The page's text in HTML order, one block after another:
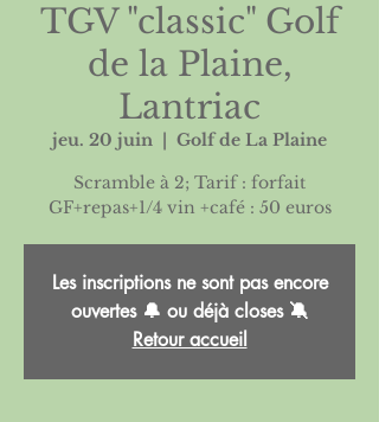
TGV "classic" Golf
de la Plaine,
Lantriac
jeu. 20 juin
Golf de La Plaine
Scramble à 2; Tarif : forfait
GF+repas+1/4 vin +café : 50 euros
Les inscriptions ne sont pas encore
ouvertes 🔔 ou déjà closes 🔕
Retour accueil